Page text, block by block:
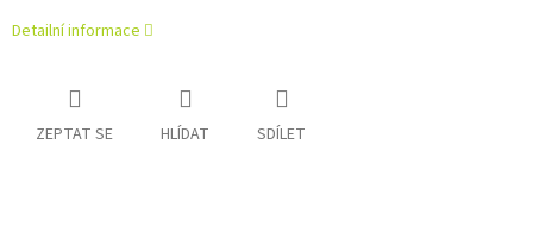
Detailní informace
ZEPTAT SE HLÍDAT SDÍLET